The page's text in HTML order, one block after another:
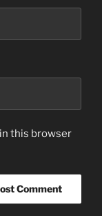
this browser